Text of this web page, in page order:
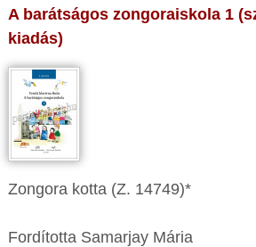
A barátságos zongoraiskola 1
kiadás)
Zongora kotta (Z. 14749)*
Fordította Samarjay Mária